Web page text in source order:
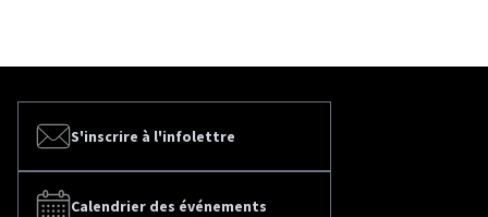
S'inscrire à l'infolettre
Calendrier des événements